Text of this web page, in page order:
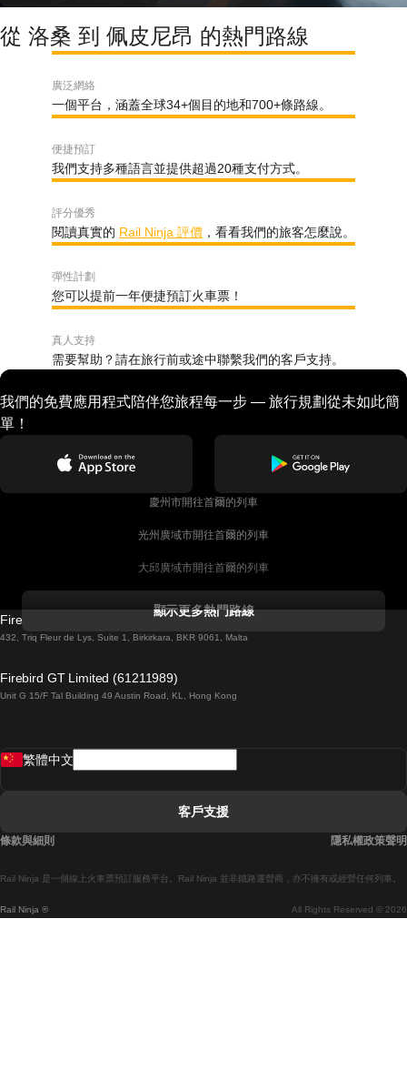
從 洛桑 到 佩皮尼昂 的熱門路線
廣泛網絡
一個平台，涵蓋全球34+個目的地和700+條路線。
便捷預訂
我們支持多種語言並提供超過20種支付方式。
評分優秀
閱讀真實的 Rail Ninja 評價 ，看看我們的旅客怎麼說。
彈性計劃
您可以提前一年便捷預訂火車票！
真人支持
需要幫助？請在旅行前或途中聯繫我們的客戶支持。
我們的免費應用程式陪伴您旅程每一步 — 旅行規劃從未如此簡
單！
慶州市開往首爾的列車
光州廣域市開往首爾的列車
大邱廣域市開往首爾的列車
都柏林開往戈尔韦的列車
羅馬開往拿坡里的列車
顯示更多熱門路線
Firebird GT Limited (OC 1451)
432, Triq Fleur de Lys, Suite 1, Birkirkara, BKR 9061, Malta
Firebird GT Limited (61211989)
Unit G 15/F Tal Building 49 Austin Road, KL, Hong Kong
Rail Ninja ® All Rights Reserved © 2026
Rail Ninja 是一個線上火車票預訂服務平台。Rail Ninja 並非鐵路運營商，亦不擁有或經營任何列車。
繁體中文
客戶支援
條款與細則 隱私權政策聲明